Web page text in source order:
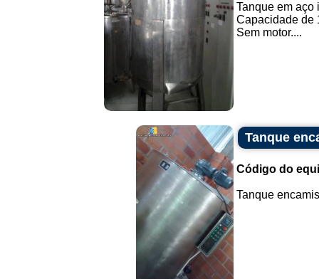
Tanque em aço
Capacidade de
Sem motor....
Tanque
Código do
Tanque